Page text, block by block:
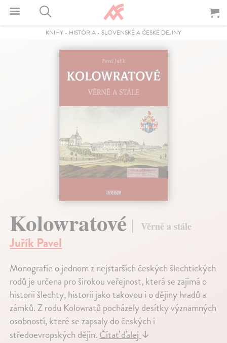
KNIHY - HISTÓRIA - SLOVENSKÉ A ČESKÉ DEJINY
Kolowratové Věrně a stále
Juřík Pavel
Monografie o jednom z nejstarších českých šlechtických
rodů je určena pro širokou veřejnost, která se zajímá o
historii šlechty, historii jako takovou i o dějiny hradů a
zámků. Z rodu Kolowratů pocházely desítky významných
osobností, které se zapsaly do českých i
středoevropských dějin.Čítať ďalej↓